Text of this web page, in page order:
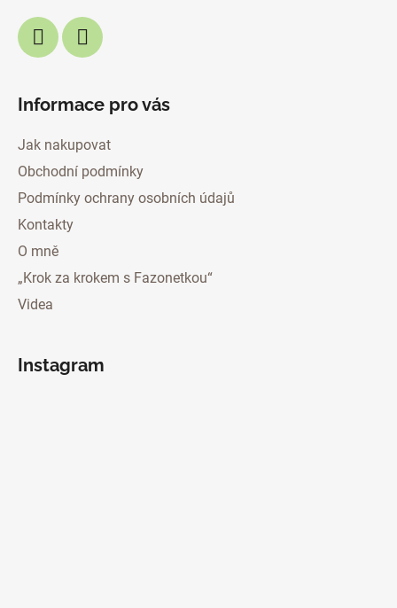
Informace pro vás
Jak nakupovat
Obchodní podmínky
Podmínky ochrany osobních údajů
Kontakty
O mně
„Krok za krokem s Fazonetkou“
Videa
Instagram